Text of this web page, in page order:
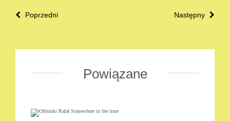
Następny
Poprzedni
Powiązane